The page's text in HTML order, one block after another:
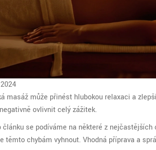
masáž může přinést hlubokou relaxaci a
ovlivnit celý zážitek.
článku se podíváme na některé z
těmto chybám vyhnout. Vhodná příprava a